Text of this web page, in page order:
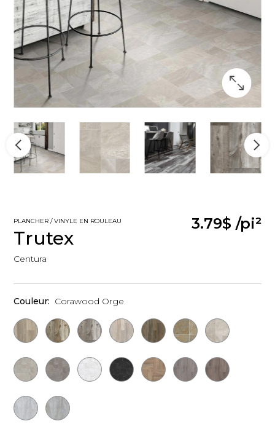
PLANCHER / VINYLE EN ROULEAU
Trutex
Centura
3.79$ /pi²
Couleur: Corawood Orge